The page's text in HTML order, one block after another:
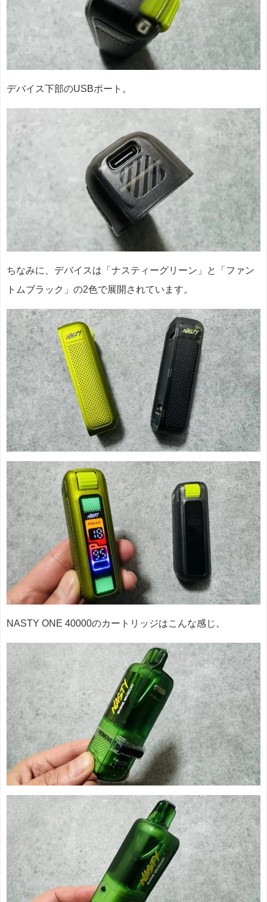
デバイス下部のUSBポート。
ちなみに、デバイスは「ナスティーグリーン」と「ファン
トムブラック」の2色で展開されています。
NASTY ONE 40000のカートリッジはこんな感じ。